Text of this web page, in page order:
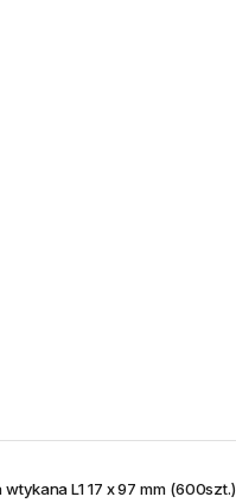
wtykana L1 17 x 97 mm (600szt.)